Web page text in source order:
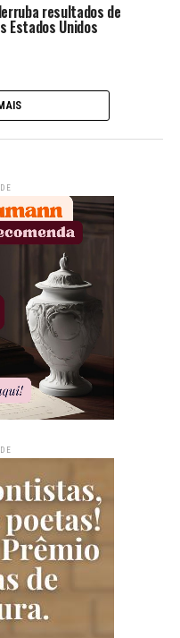
resultados de
Estados Unidos